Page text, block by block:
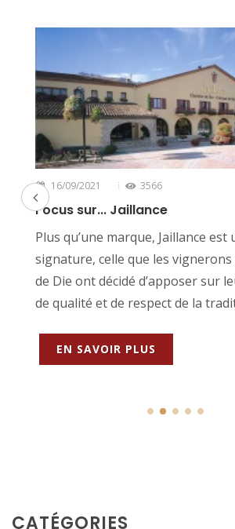
16/09/2021 3566
Focus sur... Jaillance
Plus qu’une marque, Jaillance est
signature, celle que les
de Die ont décidé d’apposer sur
de qualité et de respect de la
EN SAVOIR PLUS
CATÉGORIES